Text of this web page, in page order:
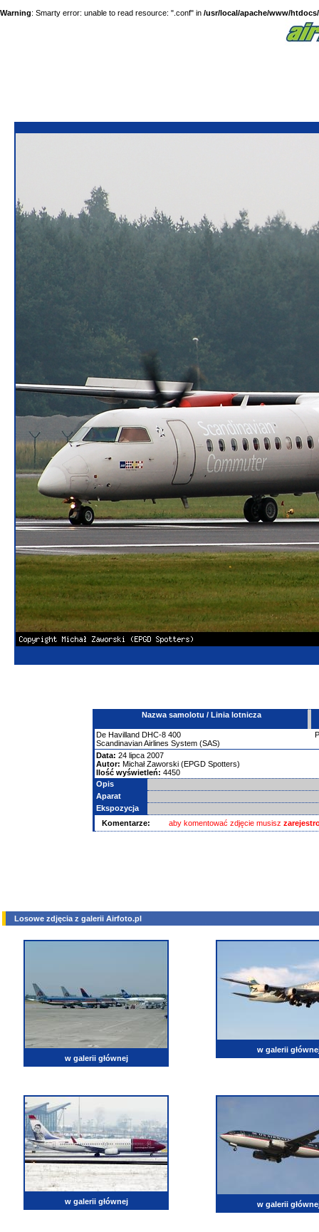
Warning: Smarty error: unable to read resource: ".conf" in /usr/local/apache/www/
Nazwa samolotu / Linia lotnicza
De Havilland DHC-8 400
Scandinavian Airlines System (SAS)
Data: 24 lipca 2007
Autor: Michał Zaworski (EPGD Spotters)
Ilość wyświetleń: 4450
Opis
Aparat
Ekspozycja
Komentarze:
aby komentować zdjęcie musisz
Losowe zdjęcia z galerii Airfoto.pl
w galerii głównej
w galerii
w galerii głównej w galerii